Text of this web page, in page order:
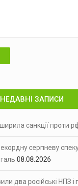
НЕДАВНІ ЗАПИСИ
санкції проти
серпневу
08.08.2026
два російські НПЗ і